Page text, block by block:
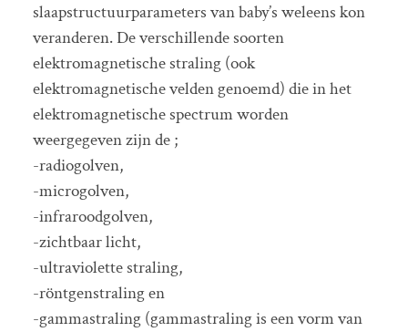
slaapstructuurparameters van baby’s weleens kon
veranderen. De verschillende soorten
elektromagnetische straling (ook
elektromagnetische velden genoemd) die in het
elektromagnetische spectrum worden
weergegeven zijn de ;
-radiogolven,
-microgolven,
-infraroodgolven,
-zichtbaar licht,
-ultraviolette straling,
-röntgenstraling en
-gammastraling (gammastraling is een vorm van